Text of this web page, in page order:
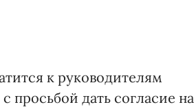
к руководителям
просьбой дать согласие на